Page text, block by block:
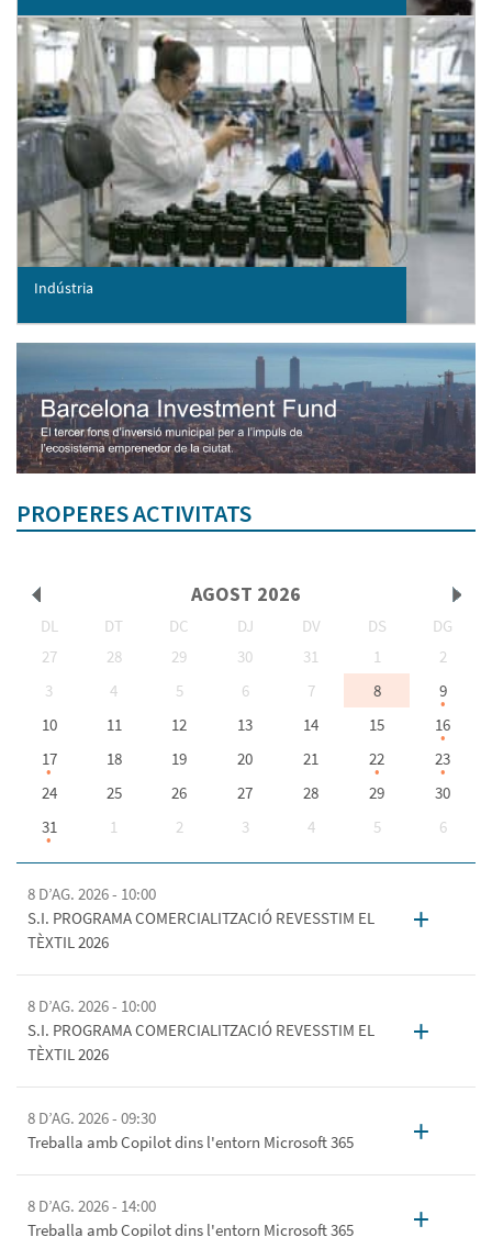
Indústria
PROPERES ACTIVITATS
<Ant Seg
AGOST 2026
DL DT DC DJ DV DS
DG
27
28 29 30 31 1
2
3
4 5 6 7 8
9
10
11 12 13 14 15
16
17
18 19 20 21 22
23
24
25 26 27 28 29
30
31
1 2 3 4 5 6
8 D’AG. 2026 - 10:00
S.I. PROGRAMA COMERCIALITZACIÓ REVESSTIM EL
TÈXTIL 2026
+
8 D’AG. 2026 - 10:00
S.I. PROGRAMA COMERCIALITZACIÓ REVESSTIM EL
TÈXTIL 2026
+
8 D’AG. 2026 - 09:30
Treballa amb Copilot dins l'entorn Microsoft 365
+
8 D’AG. 2026 - 14:00
Treballa amb Copilot dins l'entorn Microsoft 365
+